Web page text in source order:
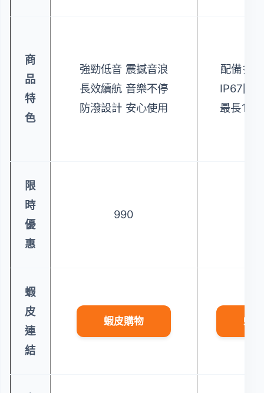
商
品
特
色
強勁低音 震撼音浪
長效續航 音樂不停
防潑設計 安心使用
配備多
IP67防
最長17
限
時
優
惠
990
蝦
皮
連
結
蝦皮購物 蝦